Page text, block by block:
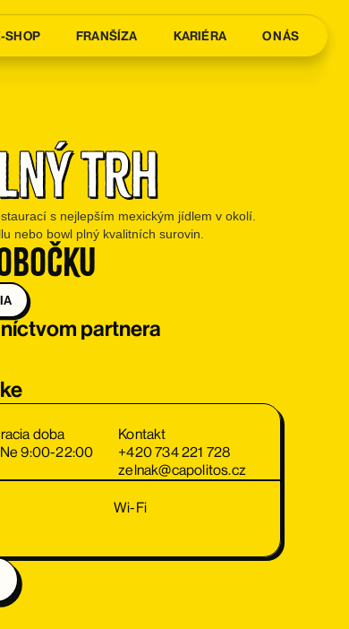
SHOP FRANŠÍZA KARIÉRA O NÁS
trh
s nejlepším mexickým jídlem v okolí.
nebo bowl plný kvalitních surovin.
partnera
doba
9:00-22:00
Kontakt
+420 734 221 728
zelnak@capolitos.cz
Wi-Fi